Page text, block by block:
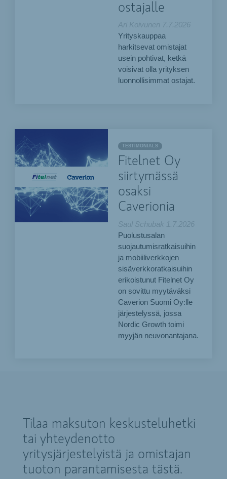
ostajalle
Ari Koivunen 7.7.2026
Yrityskauppaa
harkitsevat omistajat
usein pohtivat, ketkä
voisivat olla yrityksen
luonnollisimmat ostajat.
TESTIMONIALS
Fitelnet Oy
siirtymässä
osaksi
Caverionia
Saul Schubak
1.7.2026
Puolustusalan
suojautumisratkaisuihin
ja mobiiliverkkojen
sisäverkkoratkaisuihin
erikoistunut Fitelnet Oy
on sovittu myytäväksi
Caverion Suomi Oy:lle
järjestelyssä, jossa
Nordic Growth toimi
myyjän neuvonantajana.
Tilaa maksuton keskusteluhetki
tai yhteydenotto
yritysjärjestelyistä ja omistajan
tuoton parantamisesta tästä.